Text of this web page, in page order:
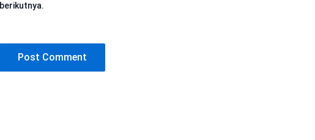
berikutnya.